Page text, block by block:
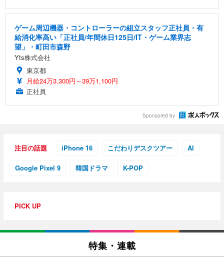
ゲーム周辺機器・コントローラーの組立スタッフ正社員・有
給消化率高い「正社員/年間休日125日/IT・ゲーム業界志
望」・町田市森野
Yts株式会社
東京都
月給24万3,300円～39万1,100円
正社員
Sponsored by
注目の話題 iPhone 16 こだわりデスクツアー AI
Google Pixel 9 韓国ドラマ K-POP
PICK UP
特集・連載